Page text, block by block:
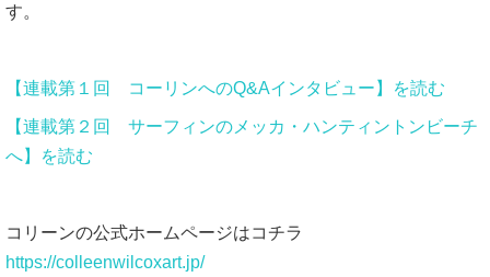
す。
【連載第１回 コーリンへのQ&Aインタビュー】を読む
【連載第２回 サーフィンのメッカ・ハンティントンビーチ
へ】を読む
コリーンの公式ホームページはコチラ
https://colleenwilcoxart.jp/